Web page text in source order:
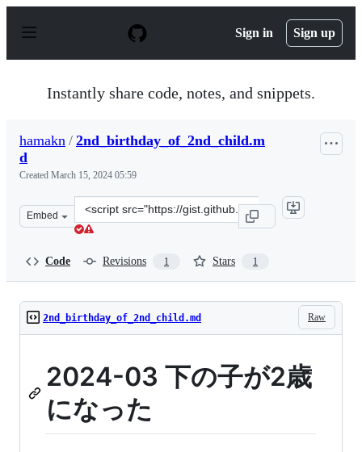
p
Sign in Sign up
Instantly share code, notes, and snippets.
hamakn / 2nd_birthday_of_2nd_child.m
d
Created March 15, 2024 05:59
Embed
Clone
this
Code Revisions 1 Stars 1
Raw
2nd_birthday_of_2nd_child.md
2024-03 下の子が2歳
になった